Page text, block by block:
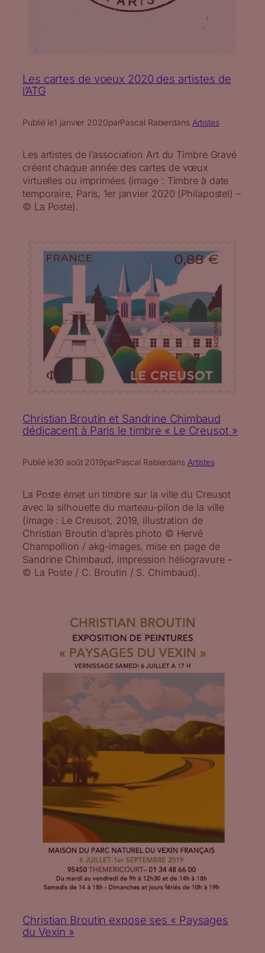
Les cartes de voeux 2020 des artistes de
l’ATG
Publié le1 janvier 2020parPascal Rabierdans Artistes
Les artistes de l’association Art du Timbre Gravé
créent chaque année des cartes de vœux
virtuelles ou imprimées (image : Timbre à date
temporaire, Paris, 1er janvier 2020 (Philapostel) –
© La Poste).
Christian Broutin et Sandrine Chimbaud
dédicacent à Paris le timbre « Le Creusot »
Publié le30 août 2019parPascal Rabierdans Artistes
La Poste émet un timbre sur la ville du Creusot
avec la silhouette du marteau-pilon de la ville
(image : Le Creusot, 2019, illustration de
Christian Broutin d’après photo © Hervé
Champollion / akg-images, mise en page de
Sandrine Chimbaud, impression héliogravure –
© La Poste / C. Broutin / S. Chimbaud).
Christian Broutin expose ses « Paysages
du Vexin »